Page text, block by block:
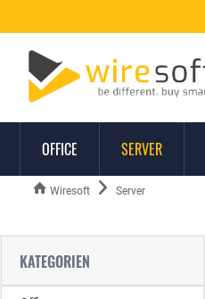
OFFICE SERVER
Wiresoft Server
KATEGORIEN